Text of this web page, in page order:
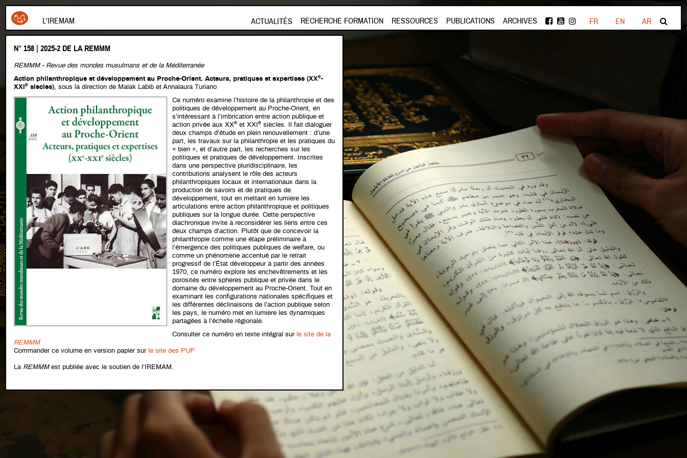
Aller au contenu principal
L'IREMAM ACTUALITÉS RECHERCHE FORMATION RESSOURCES PUBLICATIONS ARCHIVES FR EN AR
N° 158 | 2025-2 DE LA REMMM
REMMM - Revue des mondes musulmans et de la Méditerranée
Action philanthropique et développement au Proche-Orient. Acteurs, pratiques et expertises (XXe-
XXI e siècles), sous la direction de Malak Labib et Annalaura Turiano
Ce numéro examine l’histoire de la philanthropie et des
politiques de développement au Proche-Orient, en
s’intéressant à l’imbrication entre action publique et
action privée aux XXe et XXI e siècles. Il fait dialoguer
deux champs d’étude en plein renouvellement : d’une
part, les travaux sur la philanthropie et les pratiques du
« bien », et d’autre part, les recherches sur les
politiques et pratiques de développement. Inscrites
dans une perspective pluridisciplinaire, les
contributions analysent le rôle des acteurs
philanthropiques locaux et internationaux dans la
production de savoirs et de pratiques de
développement, tout en mettant en lumière les
articulations entre action philanthropique et politiques
publiques sur la longue durée. Cette perspective
diachronique invite à reconsidérer les liens entre ces
deux champs d’action. Plutôt que de concevoir la
philanthropie comme une étape préliminaire à
l’émergence des politiques publiques de welfare, ou
comme un phénomène accentué par le retrait
progressif de l’État développeur à partir des années
1970, ce numéro explore les enchevêtrements et les
porosités entre sphères publique et privée dans le
domaine du développement au Proche-Orient. Tout en
examinant les configurations nationales spécifiques et
les différentes déclinaisons de l’action publique selon
les pays, le numéro met en lumière les dynamiques
partagées à l’échelle régionale.
Consulter ce numéro en texte intégral sur le site de la
REMMM
Commander ce volume en version papier sur le site des PUP
La REMMM est publiée avec le soutien de l’IREMAM.